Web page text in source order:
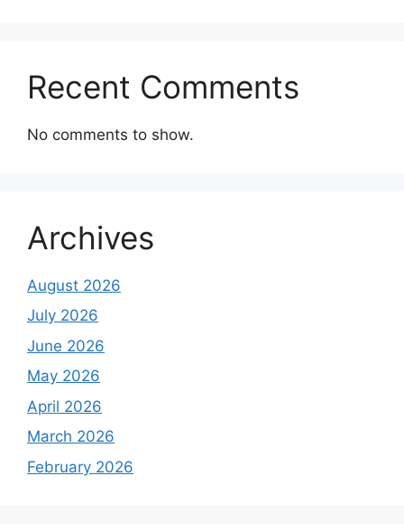
Recent Comments
No comments to show.
Archives
August 2026
July 2026
June 2026
May 2026
April 2026
March 2026
February 2026